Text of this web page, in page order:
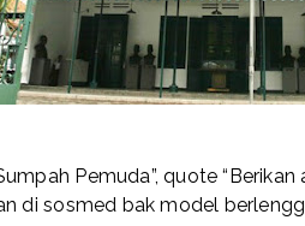
Pemuda”, quote
di sosmed bak model